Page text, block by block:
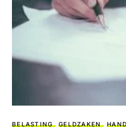
BELASTING GELDZAKEN